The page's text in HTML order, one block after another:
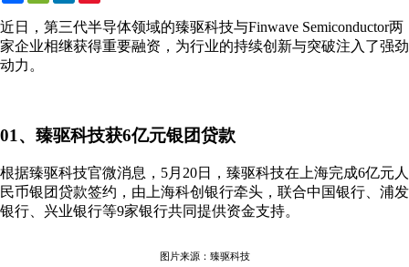
近日，第三代半导体领域的臻驱科技与Finwave Semiconductor两
家企业相继获得重要融资，为行业的持续创新与突破注入了强劲
动力。
01、臻驱科技获6亿元银团贷款
根据臻驱科技官微消息，5月20日，臻驱科技在上海完成6亿元人
民币银团贷款签约，由上海科创银行牵头，联合中国银行、浦发
银行、兴业银行等9家银行共同提供资金支持。
图片来源：臻驱科技